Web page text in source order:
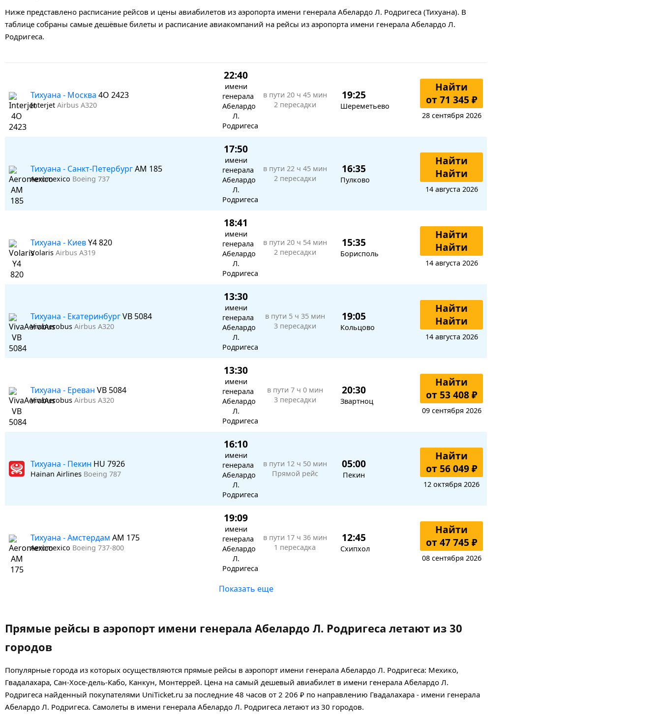
Ниже представлено расписание рейсов и цены авиабилетов из аэропорта имени генерала Абелардо Л. Родригеса (Тихуана). В
таблице собраны самые дешёвые билеты и расписание авиакомпаний на рейсы из аэропорта имени генерала Абелардо Л.
Родригеса.
Тихуана - Москва 4O 2423
Interjet Airbus A320
22:40
имени
генерала
Абелардо
Л.
Родригеса
в пути 20 ч 45 мин
2 пересадки
19:25
Шереметьево
Найти
от 71 345 ₽
28 сентября 2026
Тихуана - Санкт-ПетербургAM 185
Aeromexico Boeing 737
17:50
имени
генерала
Абелардо
Л.
Родригеса
в пути 22 ч 45 мин
2 пересадки
16:35
Пулково
Найти
Найти
14 августа 2026
Тихуана - КиевY4 820
Volaris Airbus A319
18:41
имени
генерала
Абелардо
Л.
Родригеса
в пути 20 ч 54 мин
2 пересадки
15:35
Борисполь
Найти
Найти
14 августа 2026
Тихуана - ЕкатеринбургVB 5084
VivaAerobus Airbus A320
13:30
имени
генерала
Абелардо
Л.
Родригеса
в пути 5 ч 35 мин
3 пересадки
19:05
Кольцово
Найти
Найти
14 августа 2026
Тихуана - Ереван VB 5084
VivaAerobus Airbus A320
13:30
имени
генерала
Абелардо
Л.
Родригеса
в пути 7 ч 0 мин
3 пересадки
20:30
Звартноц
Найти
от 53 408 ₽
09 сентября 2026
Тихуана - Пекин HU 7926
Hainan Airlines Boeing 787
16:10
имени
генерала
Абелардо
Л.
Родригеса
в пути 12 ч 50 мин
Прямой рейс
05:00
Пекин
Найти
от 56 049 ₽
12 октября 2026
Тихуана - Амстердам AM 175
Aeromexico Boeing 737-800
19:09
имени
генерала
Абелардо
Л.
Родригеса
в пути 17 ч 36 мин
1 пересадка
12:45
Схипхол
Найти
от 47 745 ₽
08 сентября 2026
Показать еще
Прямые рейсы в аэропорт имени генерала Абелардо Л. Родригеса летают из 30
городов
Популярные города из которых осуществляются прямые рейсы в аэропорт имени генерала Абелардо Л. Родригеса: Мехико,
Гвадалахара, Сан-Хосе-дель-Кабо, Канкун, Монтеррей. Цена на самый дешевый авиабилет в имени генерала Абелардо Л.
Родригеса найденный покупателями UniTicket.ru за последние 48 часов от 2 206 ₽ по направлению Гвадалахара - имени генерала
Абелардо Л. Родригеса. Самолеты в имени генерала Абелардо Л. Родригеса летают из 30 городов.